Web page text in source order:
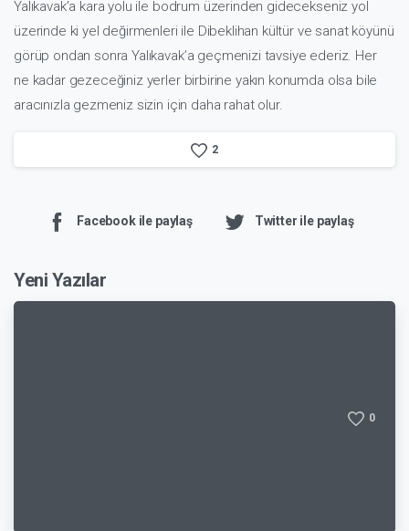
Yalıkavak’a kara yolu ile bodrum üzerinden gidecekseniz yol
üzerinde ki yel değirmenleri ile Dibeklihan kültür ve sanat köyünü
görüp ondan sonra Yalıkavak’a geçmenizi tavsiye ederiz. Her
ne kadar gezeceğiniz yerler birbirine yakın konumda olsa bile
aracınızla gezmeniz sizin için daha rahat olur.
2
Facebook ile paylaş Twitter ile paylaş
Yeni Yazılar
0